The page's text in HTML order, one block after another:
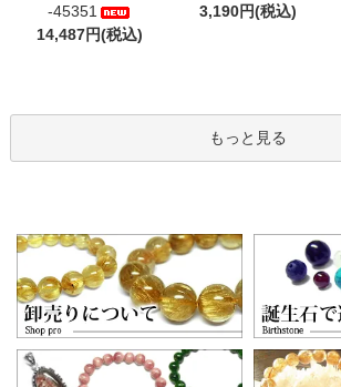
-45351
14,487円(税込)
3,190円(税込)
もっと見る